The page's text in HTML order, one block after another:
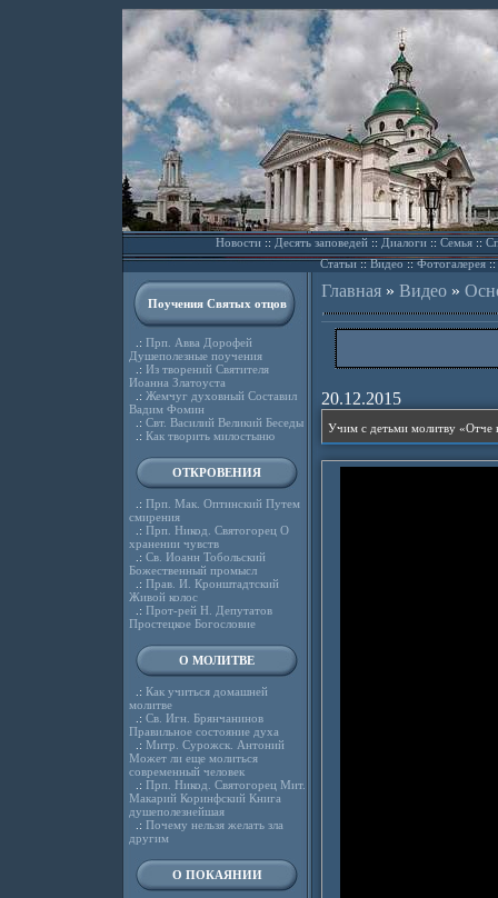
Новости::Десять заповедей::Диалоги::Семья::
Статьи::Видео ::Фотогалерея::
Поучения Святых отцов
.: Прп. Авва Дорофей
Душеполезные поучения
.: Из творений Святителя
Иоанна Златоуста
.: Жемчуг духовный Составил
Вадим Фомин
.: Свт. Василий Великий Беседы
.: Как творить милостыню
ОТКРОВЕНИЯ
.: Прп. Мак. Оптинский Путем
смирения
.: Прп. Никод. Святогорец О
хранении чувств
.: Св. Иоанн Тобольский
Божественный промысл
.: Прав. И. Кронштадтский
Живой колос
.: Прот-рей Н. Депутатов
Простецкое Богословие
О МОЛИТВЕ
.: Как учиться домашней
молитве
.: Св. Игн. Брянчанинов
Правильное состояние духа
.: Митр. Сурожск. Антоний
Может ли еще молиться
современный человек
.: Прп. Никод. Святогорец Мит.
Макарий Коринфский Книга
душеполезнейшая
.: Почему нельзя желать зла
другим
О ПОКАЯНИИ
Главная» Видео»
20.12.2015